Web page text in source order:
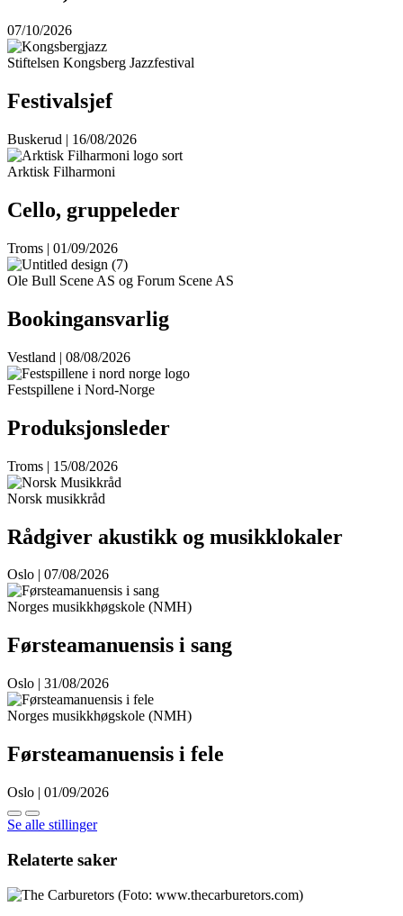
07/10/2026
Stiftelsen Kongsberg Jazzfestival
Festivalsjef
Buskerud | 16/08/2026
Arktisk Filharmoni
Cello, gruppeleder
Troms | 01/09/2026
Ole Bull Scene AS og Forum Scene AS
Bookingansvarlig
Vestland | 08/08/2026
Festspillene i Nord-Norge
Produksjonsleder
Troms | 15/08/2026
Norsk musikkråd
Rådgiver akustikk og musikklokaler
Oslo | 07/08/2026
Norges musikkhøgskole (NMH)
Førsteamanuensis i sang
Oslo | 31/08/2026
Norges musikkhøgskole (NMH)
Førsteamanuensis i fele
Oslo | 01/09/2026
Se alle stillinger
Relaterte saker